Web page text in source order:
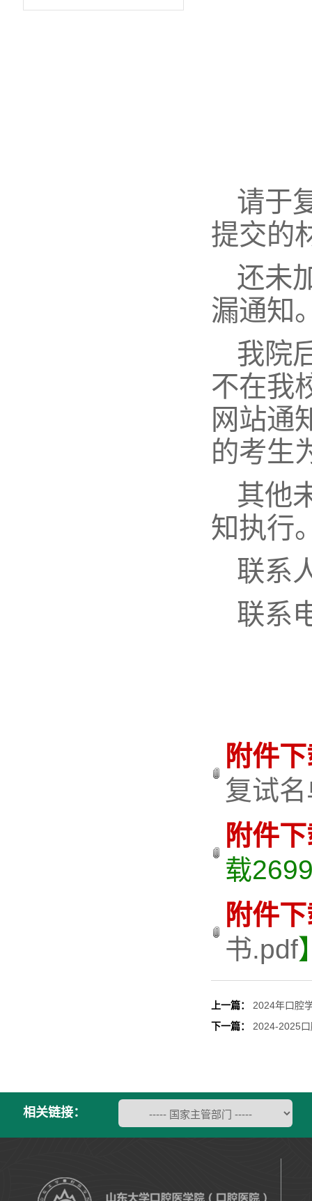
请于
提交的
还未
漏通知
我院
不在我
网站通
的考生
其他
知执行
联系
联系
附件
复试
附件
载
附件
书.pdf
上一篇：
2024年口腔
下一篇：
2024-2025
相关链接：